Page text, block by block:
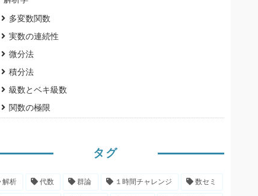
多変数関数
実数の連続性
微分法
積分法
級数とベキ級数
関数の極限
タグ
解析 代数 群論 １時間チャレンジ 数セミ